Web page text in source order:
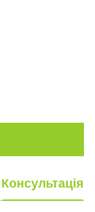
Консультація